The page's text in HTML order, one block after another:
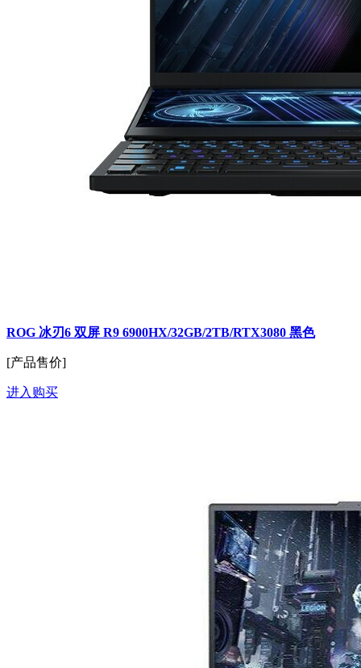
ROG 冰刃6 双屏 R9 6900HX/32GB/2TB/RTX3080 黑色
[产品售价]
进入购买